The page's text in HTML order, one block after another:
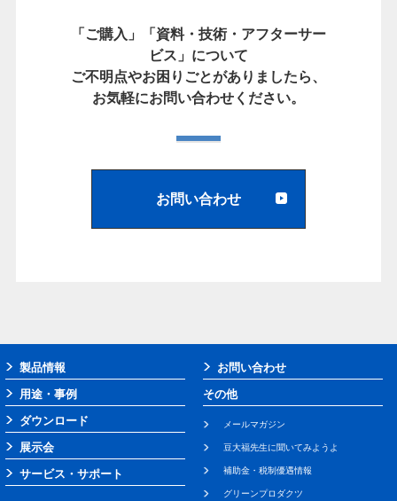
「ご購入」「資料・技術・アフターサー
ビス」について
ご不明点やお困りごとがありましたら、
お気軽にお問い合わせください。
お問い合わせ
製品情報
用途・事例
ダウンロード
展示会
サービス・サポート
お問い合わせ
その他
メールマガジン
豆大福先生に聞いてみようよ
補助金・税制優遇情報
グリーンプロダクツ